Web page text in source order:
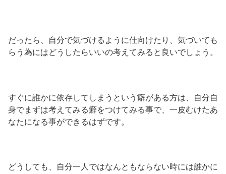
だったら、自分で気づけるように仕向けたり、気づいても
らう為にはどうしたらいいの考えてみると良いでしょう。
すぐに誰かに依存してしまうという癖がある方は、自分自
身でまずは考えてみる癖をつけてみる事で、一皮むけたあ
なたになる事ができるはずです。
どうしても、自分一人ではなんともならない時には誰かに